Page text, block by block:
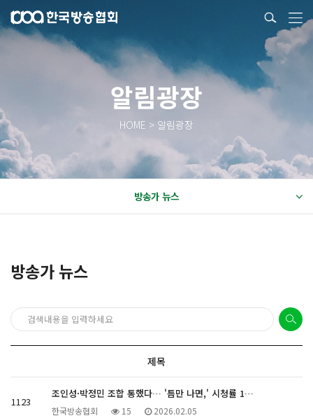
알림광장
HOME > 알림광장
방송가 뉴스
방송가 뉴스
제목
1123
조인성·박정민 조합 통했다… '틈만 나면,' 시청률 1…
한국방송협회 15 2026.02.05